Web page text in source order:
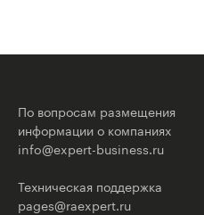
По вопросам размещения
информации о компаниях
info@expert-business.ru
Техническая поддержка
pages@raexpert.ru